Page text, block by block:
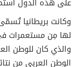
وكانت بريطانيا
لها مِن مستعمرات
والذي كان للوطن
الوطن العربي من